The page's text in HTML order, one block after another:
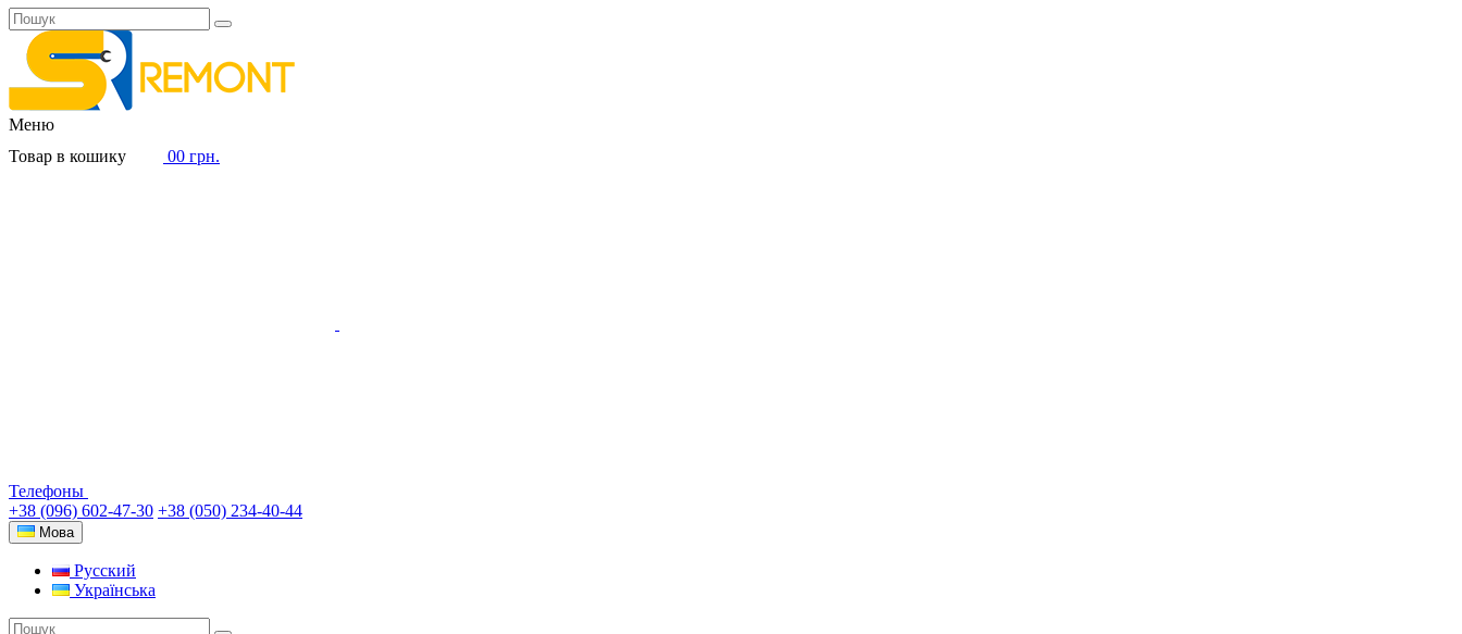
Меню
Товар в кошику
00 грн.
Телефоны
+38 (096) 602-47-30 +38 (050) 234-40-44
Мова
Русский
Українська